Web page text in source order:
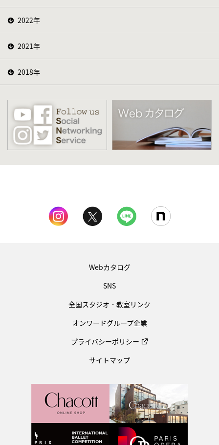
2022年
2021年
2018年
Webカタログ
SNS
全国スタジオ・教室リンク
オンワードグループ企業
プライバシーポリシー
サイトマップ